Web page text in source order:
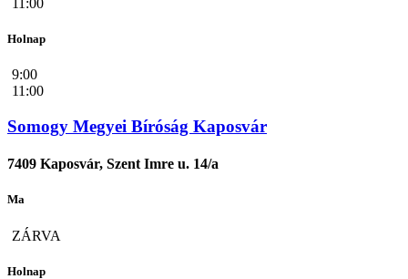
Holnap
9:00
11:00
Somogy Megyei Bíróság Kaposvár
7409 Kaposvár, Szent Imre u. 14/a
Ma
ZÁRVA
Holnap